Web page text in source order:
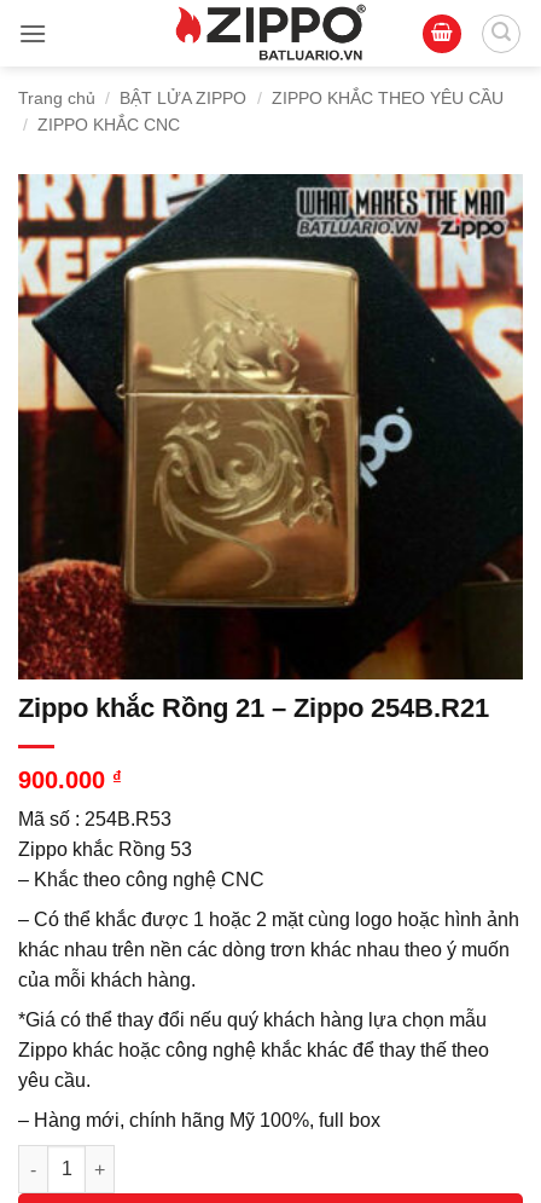
qua
dungTrang chủ / BẬT LỬA ZIPPO / ZIPPO KHẮC THEO YÊU CẦU
/ ZIPPO KHẮC CNC
Zippo khắc Rồng 21 – Zippo 254B.R21
900.000 ₫
Mã số : 254B.R53
Zippo khắc Rồng 53
– Khắc theo công nghệ CNC
– Có thể khắc được 1 hoặc 2 mặt cùng logo hoặc hình ảnh
khác nhau trên nền các dòng trơn khác nhau theo ý muốn
của mỗi khách hàng.
*Giá có thể thay đổi nếu quý khách hàng lựa chọn mẫu
Zippo khác hoặc công nghệ khắc khác để thay thế theo
yêu cầu.
– Hàng mới, chính hãng Mỹ 100%, full box
Số lượng